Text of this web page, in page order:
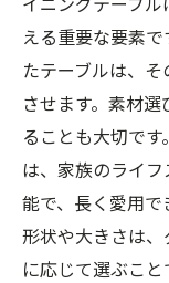
地域の
ネート
サステ
づくり
地元の
ト
家族で
季節ご
える重要な要素
たテーブルは、
させます。素材
ることも大切で
は、家族のライ
能で、長く愛用
形状や大きさは
に応じて選ぶこと